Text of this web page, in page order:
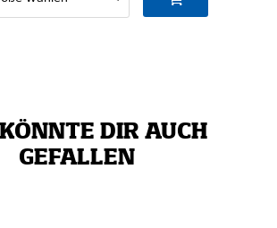
DIR AUCH
GEFALLEN